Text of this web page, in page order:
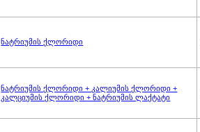
ნატრიუმის ქლორიდი
ნატრიუმის ქლორიდი + კალიუმის ქლორიდი +
კალციუმის ქლორიდი + ნატრიუმის ლაქტატი